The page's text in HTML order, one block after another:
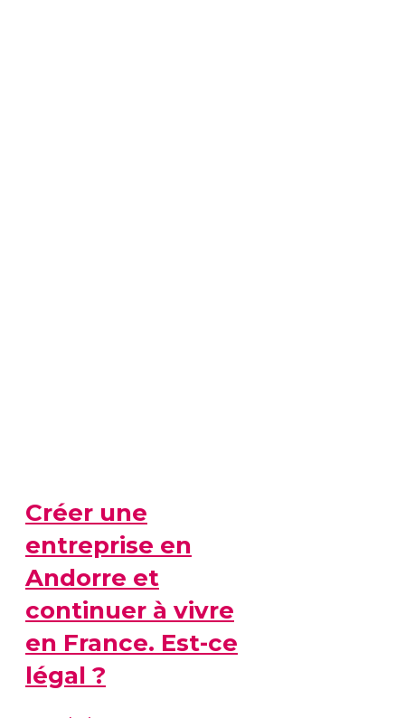
Créer une
entreprise en
Andorre et
continuer à vivre
en France. Est-ce
légal ?